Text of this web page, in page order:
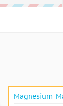
Magnesium-